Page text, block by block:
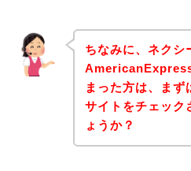
ちなみに、ネクシ
まった方は、まず
サイトをチェック
ょうか？